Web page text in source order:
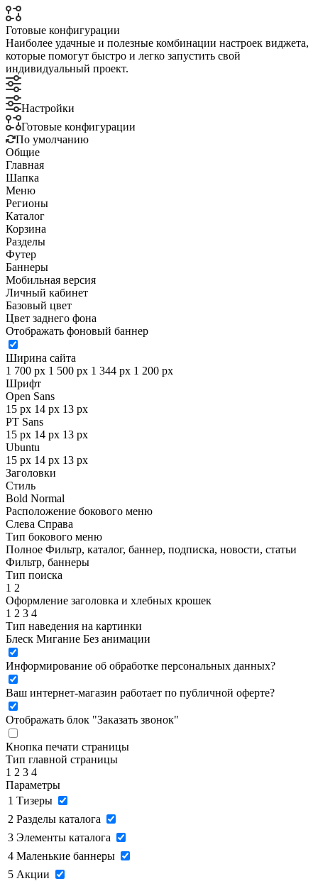
Готовые конфигурации
Наиболее удачные и полезные комбинации настроек виджета,
которые помогут быстро и легко запустить свой
индивидуальный проект.
Настройки
Готовые конфигурации
По умолчанию
Общие
Главная
Шапка
Меню
Регионы
Каталог
Корзина
Разделы
Футер
Баннеры
Мобильная версия
Личный кабинет
Базовый цвет
Цвет заднего фона
Отображать фоновый баннер
Ширина сайта
1 700 px 1 500 px 1 344 px 1 200 px
Шрифт
Open Sans
15 px 14 px 13 px
PT Sans
15 px 14 px 13 px
Ubuntu
15 px 14 px 13 px
Заголовки
Стиль
Bold Normal
Расположение бокового меню
Слева Справа
Тип бокового меню
Полное Фильтр, каталог, баннер, подписка, новости, статьи
Фильтр, баннеры
Тип поиска
1 2
Оформление заголовка и хлебных крошек
1 2 3 4
Тип наведения на картинки
Блеск Мигание Без анимации
Информирование об обработке персональных данных?
Ваш интернет-магазин работает по публичной оферте?
Отображать блок "Заказать звонок"
Кнопка печати страницы
Тип главной страницы
1 2 3 4
Параметры
1 Тизеры
2 Разделы каталога
3 Элементы каталога
4 Маленькие баннеры
5 Акции